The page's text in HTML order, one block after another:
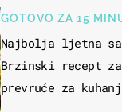
GOTOVO ZA 15
Najbolja ljetna
Brzinski recept
prevruće za